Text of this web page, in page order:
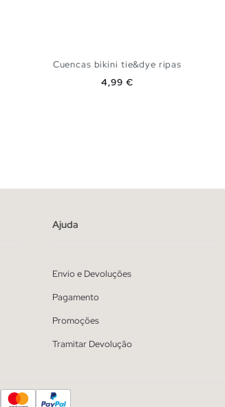
Cuencas bikini tie&dye ripas
Preço
4,99 €
Ajuda
Envio e Devoluções
Pagamento
Promoções
Tramitar Devolução